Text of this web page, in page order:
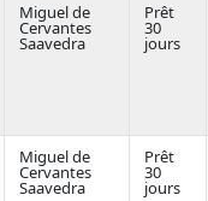
Miguel de
Cervantes
Saavedra
Prêt
30
jours
Miguel de
Cervantes
Saavedra
Prêt
30
jours